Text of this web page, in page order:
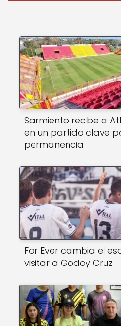
Sarmiento recibe a
en un partido clave
permanencia
For Ever cambia el
visitar a Godoy Cruz